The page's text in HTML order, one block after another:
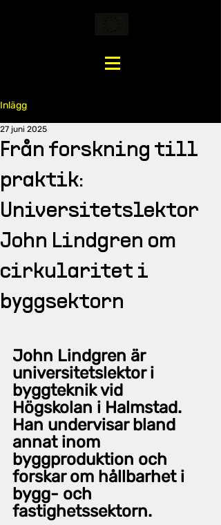
Inlägg
Från forskning till
praktik:
Universitetslektor
John Lindgren om
cirkularitet i
byggsektorn
27 juni 2025
John Lindgren är
universitetslektor i
byggteknik vid
Högskolan i Halmstad.
Han undervisar bland
annat inom
byggproduktion och
forskar om hållbarhet i
bygg- och
fastighetssektorn.